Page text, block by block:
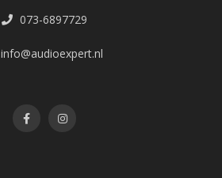
073-6897729
info@audioexpert.nl